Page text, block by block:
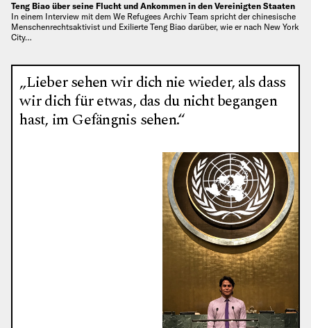
Teng Biao über seine Flucht und Ankommen in den Vereinigten Staaten
In einem Interview mit dem We Refugees Archiv Team spricht der chinesische
Menschenrechtsaktivist und Exilierte Teng Biao darüber, wie er nach New York
City…
„Lieber sehen wir dich nie wieder, als dass
wir dich für etwas, das du nicht begangen
hast, im Gefängnis sehen.“